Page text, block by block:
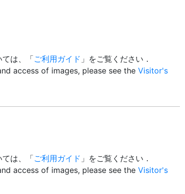
は、「ご利用ガイド 」をご覧ください．
access of images, please see the Visitor's
は、「ご利用ガイド 」をご覧ください．
access of images, please see the Visitor's